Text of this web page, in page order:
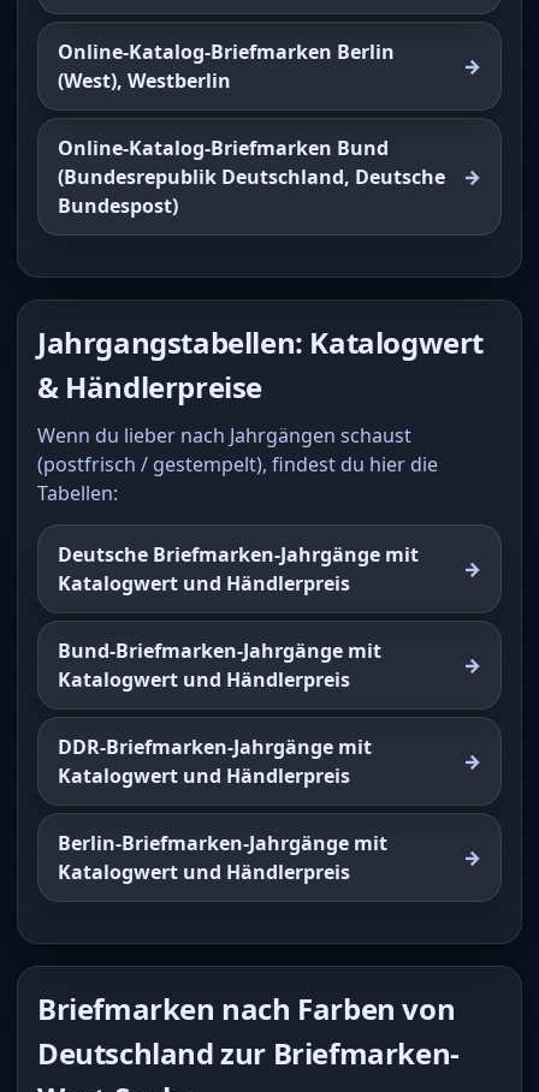
Online-Katalog-Briefmarken Berlin
(West), Westberlin
Online-Katalog-Briefmarken Bund
(Bundesrepublik Deutschland, Deutsche
Bundespost)
Jahrgangstabellen: Katalogwert
& Händlerpreise
Wenn du lieber nach Jahrgängen schaust
(postfrisch / gestempelt), findest du hier die
Tabellen:
Deutsche Briefmarken-Jahrgänge mit
Katalogwert und Händlerpreis
Bund-Briefmarken-Jahrgänge mit
Katalogwert und Händlerpreis
DDR-Briefmarken-Jahrgänge mit
Katalogwert und Händlerpreis
Berlin-Briefmarken-Jahrgänge mit
Katalogwert und Händlerpreis
Briefmarken nach Farben von
Deutschland zur Briefmarken-